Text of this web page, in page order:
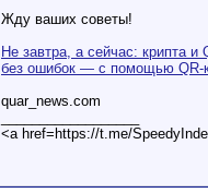
Жду ваших советы!
Не завтра, а сейчас: крипта и
без ошибок — с помощью QR-
quar_news.com
<a href=https://t.me/